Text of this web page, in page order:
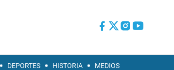
DEPORTES HISTORIA MEDIOS